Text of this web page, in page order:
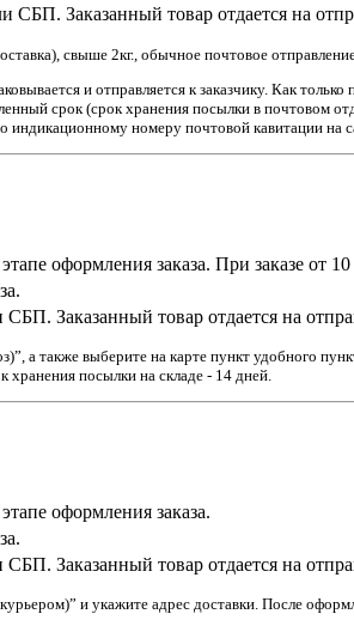
Заказанный товар отдается на
свыше 2кг., обычное почтовое
и отправляется к заказчику. Как
срок (срок хранения посылки в почтовом
номеру почтовой кавитации на
оформления заказа. При заказе от
Заказанный товар отдается на
а также выберите на карте пункт удобного
хранения посылки на складе - 14 дней.
оформления заказа.
Заказанный товар отдается на
и укажите адрес доставки. После